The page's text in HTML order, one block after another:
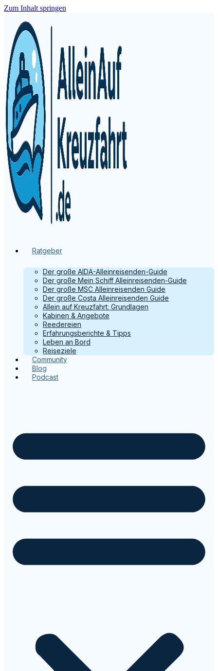
Zum Inhalt springen
Ratgeber
Der große AIDA-Alleinreisenden-Guide
Der große Mein Schiff Alleinreisenden-Guide
Der große MSC Alleinreisenden Guide
Der große Costa Alleinreisenden Guide
Allein auf Kreuzfahrt: Grundlagen
Kabinen & Angebote
Reedereien
Erfahrungsberichte & Tipps
Leben an Bord
Reiseziele
Community
Blog
Podcast